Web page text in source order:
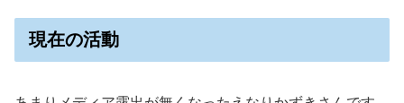
現在の活動